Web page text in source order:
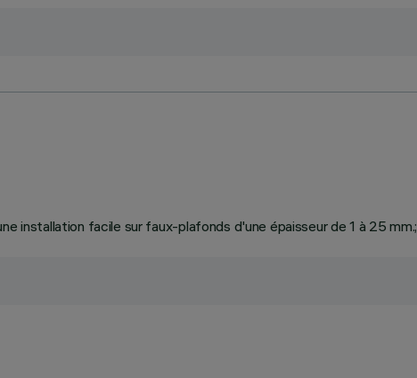
installation facile sur faux-plafonds d'une épaisseur de 1 à 25 mm.;